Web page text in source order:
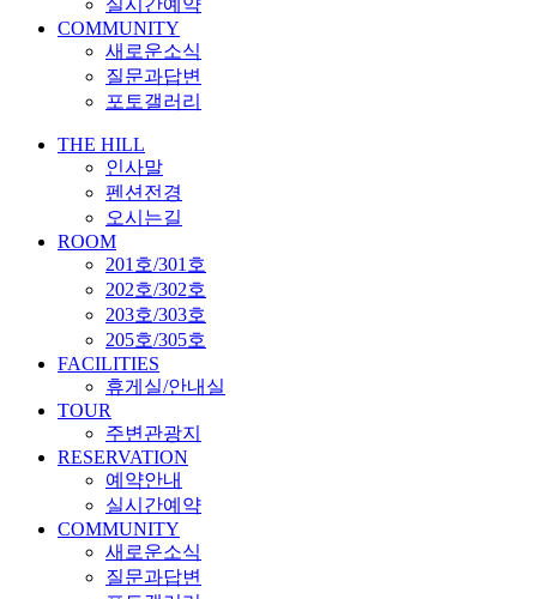
실시간예약
COMMUNITY
새로운소식
질문과답변
포토갤러리
THE HILL
인사말
펜션전경
오시는길
ROOM
201호/301호
202호/302호
203호/303호
205호/305호
FACILITIES
휴게실/안내실
TOUR
주변관광지
RESERVATION
예약안내
실시간예약
COMMUNITY
새로운소식
질문과답변